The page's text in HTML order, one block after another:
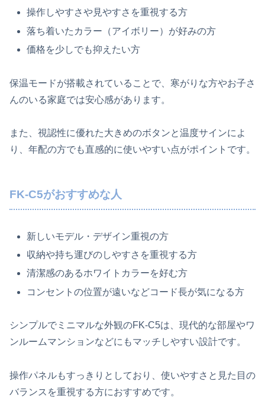
操作しやすさや見やすさを重視する方
落ち着いたカラー（アイボリー）が好みの方
価格を少しでも抑えたい方
保温モードが搭載されていることで、寒がりな方やお子さ
んのいる家庭では安心感があります。
また、視認性に優れた大きめのボタンと温度サインによ
り、年配の方でも直感的に使いやすい点がポイントです。
FK‑C5がおすすめな人
新しいモデル・デザイン重視の方
収納や持ち運びのしやすさを重視する方
清潔感のあるホワイトカラーを好む方
コンセントの位置が遠いなどコード長が気になる方
シンプルでミニマルな外観のFK‑C5は、現代的な部屋やワ
ンルームマンションなどにもマッチしやすい設計です。
操作パネルもすっきりとしており、使いやすさと見た目の
バランスを重視する方におすすめです。